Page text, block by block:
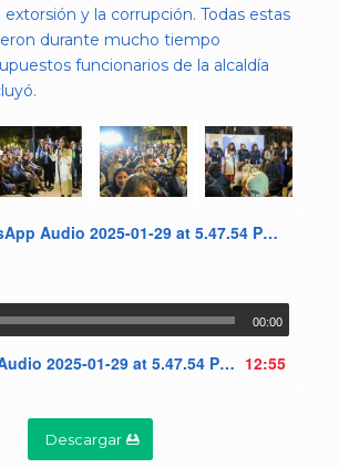
y la corrupción. Todas estas
durante mucho tiempo
funcionarios de la alcaldía
WhatsApp Audio 2025-01-29 at 5.47.54 PM.mpeg
00:00
2025-01-29 at 5.47.54 PM.mpeg 12:55
Descargar